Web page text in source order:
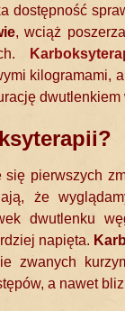
, wciąż
pierwszych
że
dwutlenku
napięta.
zwanych
a nawet